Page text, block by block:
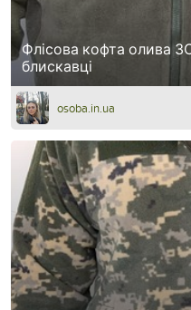
Флісова кофта олива
блискавці
osoba.in.ua